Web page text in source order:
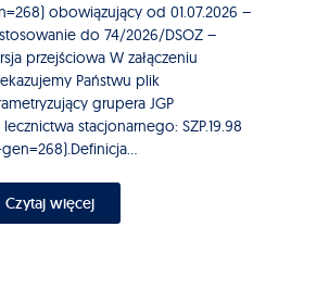
obowiązujący od 01.07.2026 –
do 74/2026/DSOZ –
przejściowa W załączeniu
Państwu plik
grupera JGP
stacjonarnego: SZP.19.98
Czytaj więcej